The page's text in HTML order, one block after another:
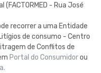
- Rua José
recorrer a uma Entidade
de consumo - Centro
de Conflitos de
Portal do Consumidorou